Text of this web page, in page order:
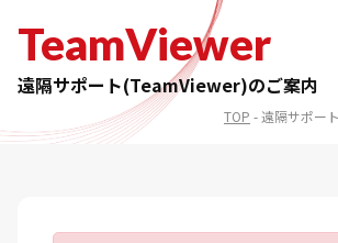
レンタル事業
取扱商品一覧
無線LANサイトサーベイ
TeamViewer
遠隔サポート(TeamViewer)のご案内
TOP -遠隔サポー